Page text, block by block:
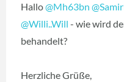
Hallo@Mh63bn
@Willi..Will - wie wird
behandelt?
Herzliche Grüße,